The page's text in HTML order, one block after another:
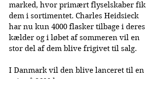
marked, hvor primært flyselskaber fik
dem i sortimentet. Charles Heidsieck
har nu kun 4000 flasker tilbage i deres
kælder og i løbet af sommeren vil en
stor del af dem blive frigivet til salg.
I Danmark vil den blive lanceret til en
pris på 3600 kr.